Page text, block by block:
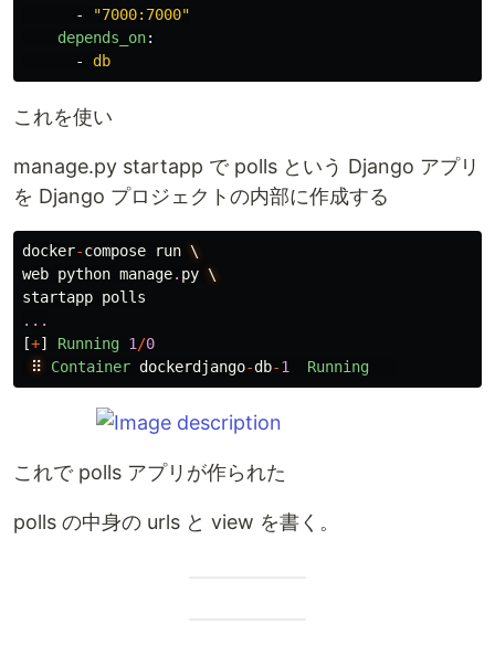
- "7000:7000"
depends_on:
-
db
これを使い
manage.py startapp で polls という Django アプリ
を Django プロジェクトの内部に作成する
docker-compose run \
web python manage. py \
startapp polls
...
[+] Running 1 /0
⠿
Container dockerdjango-db-1 Running
これで polls アプリが作られた
polls の中身の urls と view を書く。